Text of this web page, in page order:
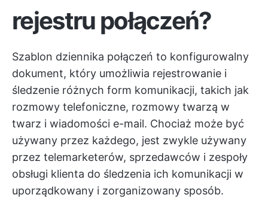
rejestru połączeń?
Szablon dziennika połączeń to konfigurowalny
dokument, który umożliwia rejestrowanie i
śledzenie różnych form komunikacji, takich jak
rozmowy telefoniczne, rozmowy twarzą w
twarz i wiadomości e-mail. Chociaż może być
używany przez każdego, jest zwykle używany
przez telemarketerów, sprzedawców i zespoły
obsługi klienta do śledzenia ich komunikacji w
uporządkowany i zorganizowany sposób.